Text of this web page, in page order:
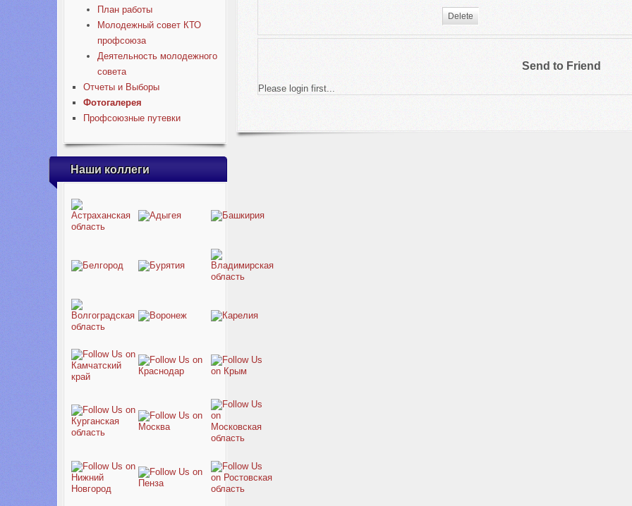
План работы
Молодежный совет КТО
профсоюза
Деятельность молодежного
совета
Отчеты и Выборы
Фотогалерея
Профсоюзные путевки
Наши коллеги
Send to Friend
Please login first...